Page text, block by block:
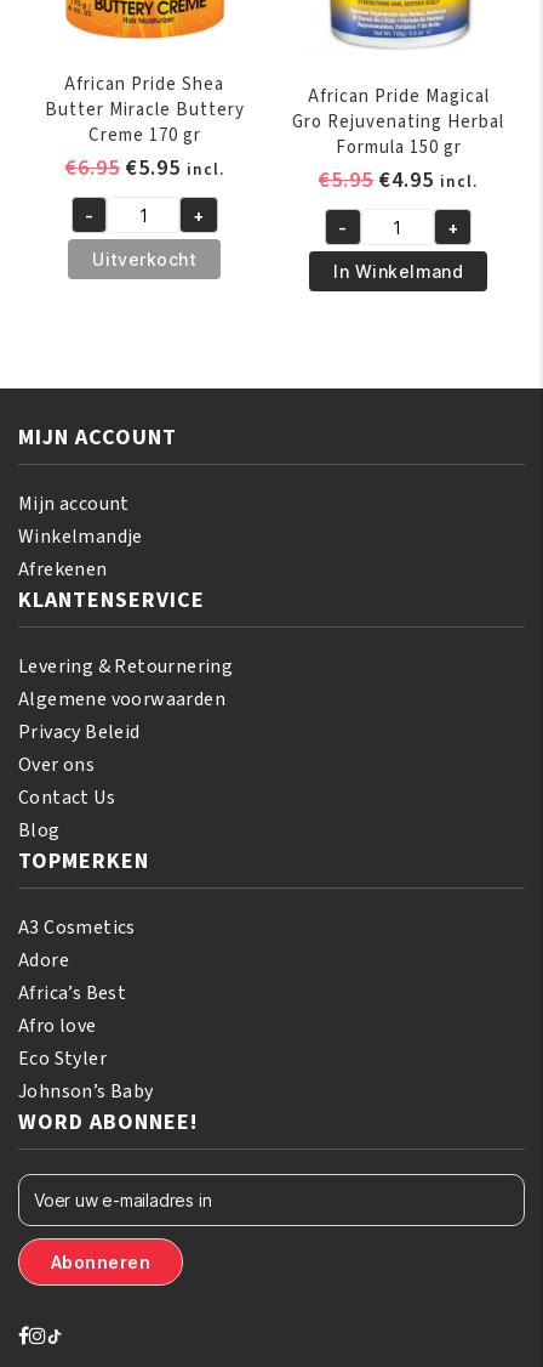
African Pride Shea
Butter Miracle Buttery
Creme 170 gr
€6.95 Oorspronkelijke
was:
€6.95.
€5.95Huidige
prijs
is:
€5.95.
incl.
African
Pride
Shea
170
gr
aantal
- +
Uitverkocht
African Pride Magical
Gro Rejuvenating Herbal
Formula 150 gr
€5.95
was:
€5.95.
€4.95 Huidige
prijs
is:
€4.95.
incl.
African
Pride
Magical
Herbal
gr
- +
In Winkelmand
MIJN ACCOUNT
Mijn account
Winkelmandje
Afrekenen
KLANTENSERVICE
Levering & Retournering
Algemene voorwaarden
Privacy Beleid
Over ons
Contact Us
Blog
TOPMERKEN
A3 Cosmetics
Adore
Africa’s Best
Afro love
Eco Styler
Johnson’s Baby
WORD ABONNEE!